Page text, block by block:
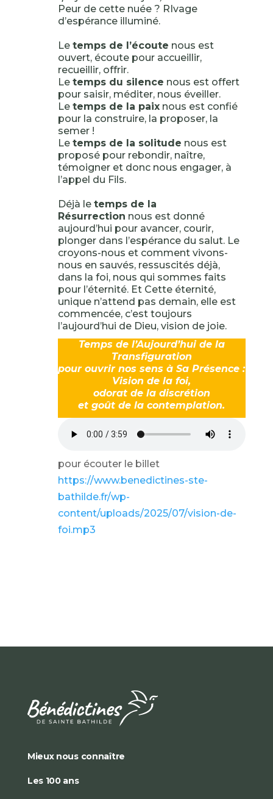
Peur de cette nuée ? RIvage
d’espérance illuminé.
Le temps de l’écoute nous est
ouvert, écoute pour accueillir,
recueillir, offrir.
Le temps du silence nous est offert
pour saisir, méditer, nous éveiller.
Le temps de la paixnous est confié
pour la construire, la proposer, la
semer !
Le temps de la solitude nous est
proposé pour rebondir, naître,
témoigner et donc nous engager, à
l’appel du Fils.
Déjà le temps de la
Résurrection nous est donné
aujourd’hui pour avancer, courir,
plonger dans l’espérance du salut. Le
croyons-nous et comment vivons-
nous en sauvés, ressuscités déjà,
dans la foi, nous qui sommes faits
pour l’éternité. Et Cette éternité,
unique n’attend pas demain, elle est
commencée, c’est toujours
l’aujourd’hui de Dieu, vision de joie.
Temps de l’Aujourd’hui de la
Transfiguration
pour ouvrir nos sens à Sa Présence :
Vision de la foi,
odorat de la discrétion
et goût de la contemplation.
pour écouter le billet
https://www.benedictines-ste-
bathilde.fr/wp-
content/uploads/2025/07/vision-de-
foi.mp3
Mieux nous connaître
Les 100 ans